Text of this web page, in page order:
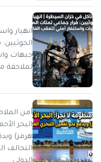
انهيار
جبهات
لملاحقة
أمن
البحر
هرمز)
التحالف